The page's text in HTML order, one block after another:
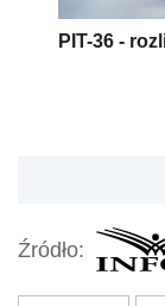
PIT-36 -
Źródło: